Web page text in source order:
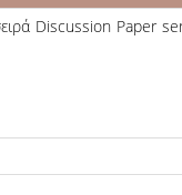
Discussion Paper